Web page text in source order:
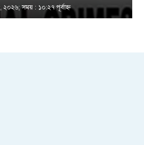
সময় : ১০:২৭ পূর্বাহ্ণ